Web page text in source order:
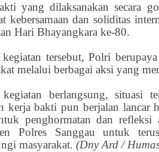
yang dilaksanakan secara
kebersamaan dan soliditas
Hari Bhayangkara ke-80.
tersebut, Polri
melalui berbagai aksi yang
kegiatan berlangsung, situasi
kerja bakti pun berjalan lancar
penghormatan dan refleksi
Polres Sanggau untuk
masyarakat. (Dny Ard /